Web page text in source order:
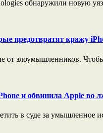
обнаружили новую
предотвратят кражу
от злоумышленников.
и обвинила Apple во
в суде за умышленное